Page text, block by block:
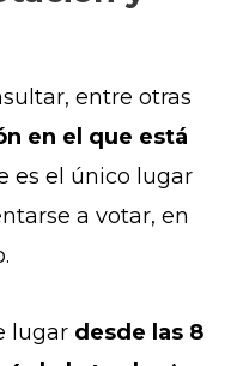
entre otras
en el que está
es el único lugar
a votar, en
lugar desde las 8